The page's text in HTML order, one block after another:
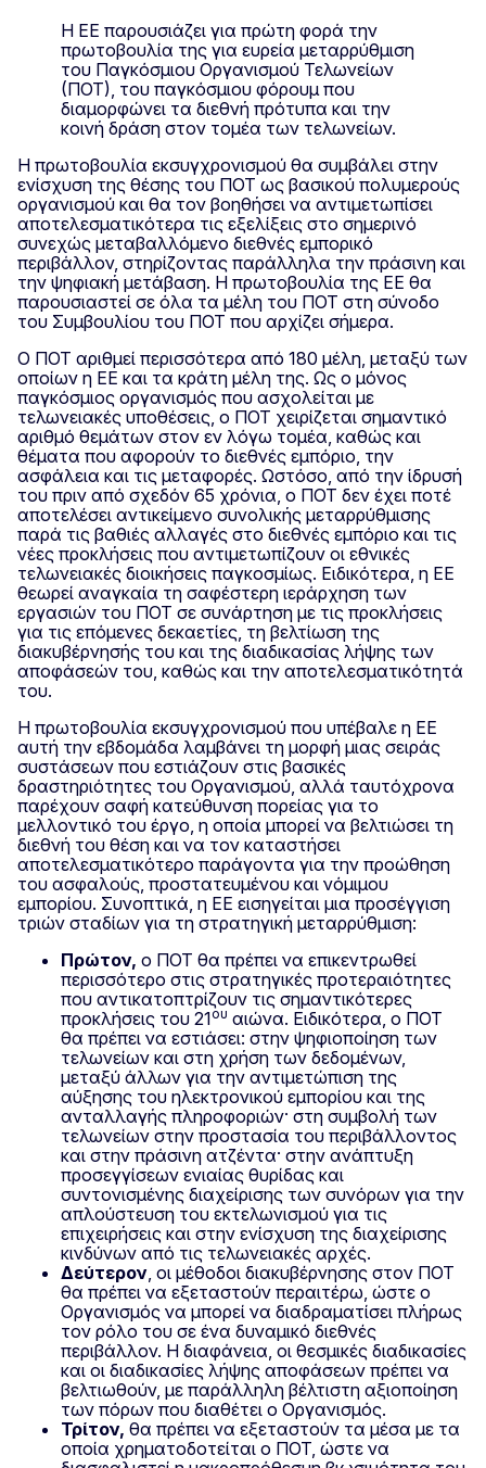
Η ΕΕ παρουσιάζει για πρώτη φορά την
πρωτοβουλία της για ευρεία μεταρρύθμιση
του Παγκόσμιου Οργανισμού Τελωνείων
(ΠΟΤ), του παγκόσμιου φόρουμ που
διαμορφώνει τα διεθνή πρότυπα και την
κοινή δράση στον τομέα των τελωνείων.
Η πρωτοβουλία εκσυγχρονισμού θα συμβάλει στην
ενίσχυση της θέσης του ΠΟΤ ως βασικού πολυμερούς
οργανισμού και θα τον βοηθήσει να αντιμετωπίσει
αποτελεσματικότερα τις εξελίξεις στο σημερινό
συνεχώς μεταβαλλόμενο διεθνές εμπορικό
περιβάλλον, στηρίζοντας παράλληλα την πράσινη και
την ψηφιακή μετάβαση. Η πρωτοβουλία της ΕΕ θα
παρουσιαστεί σε όλα τα μέλη του ΠΟΤ στη σύνοδο
του Συμβουλίου του ΠΟΤ που αρχίζει σήμερα.
Ο ΠΟΤ αριθμεί περισσότερα από 180 μέλη, μεταξύ των
οποίων η ΕΕ και τα κράτη μέλη της. Ως ο μόνος
παγκόσμιος οργανισμός που ασχολείται με
τελωνειακές υποθέσεις, ο ΠΟΤ χειρίζεται σημαντικό
αριθμό θεμάτων στον εν λόγω τομέα, καθώς και
θέματα που αφορούν το διεθνές εμπόριο, την
ασφάλεια και τις μεταφορές. Ωστόσο, από την ίδρυσή
του πριν από σχεδόν 65 χρόνια, ο ΠΟΤ δεν έχει ποτέ
αποτελέσει αντικείμενο συνολικής μεταρρύθμισης
παρά τις βαθιές αλλαγές στο διεθνές εμπόριο και τις
νέες προκλήσεις που αντιμετωπίζουν οι εθνικές
τελωνειακές διοικήσεις παγκοσμίως. Ειδικότερα, η ΕΕ
θεωρεί αναγκαία τη σαφέστερη ιεράρχηση των
εργασιών του ΠΟΤ σε συνάρτηση με τις προκλήσεις
για τις επόμενες δεκαετίες, τη βελτίωση της
διακυβέρνησής του και της διαδικασίας λήψης των
αποφάσεών του, καθώς και την αποτελεσματικότητά
του.
Η πρωτοβουλία εκσυγχρονισμού που υπέβαλε η ΕΕ
αυτή την εβδομάδα λαμβάνει τη μορφή μιας σειράς
συστάσεων που εστιάζουν στις βασικές
δραστηριότητες του Οργανισμού, αλλά ταυτόχρονα
παρέχουν σαφή κατεύθυνση πορείας για το
μελλοντικό του έργο, η οποία μπορεί να βελτιώσει τη
διεθνή του θέση και να τον καταστήσει
αποτελεσματικότερο παράγοντα για την προώθηση
του ασφαλούς, προστατευμένου και νόμιμου
εμπορίου. Συνοπτικά, η ΕΕ εισηγείται μια προσέγγιση
τριών σταδίων για τη στρατηγική μεταρρύθμιση:
Πρώτον, ο ΠΟΤ θα πρέπει να επικεντρωθεί
περισσότερο στις στρατηγικές προτεραιότητες
που αντικατοπτρίζουν τις σημαντικότερες
προκλήσεις του 21ου αιώνα. Ειδικότερα, ο ΠΟΤ
θα πρέπει να εστιάσει: στην ψηφιοποίηση των
τελωνείων και στη χρήση των δεδομένων,
μεταξύ άλλων για την αντιμετώπιση της
αύξησης του ηλεκτρονικού εμπορίου και της
ανταλλαγής πληροφοριών· στη συμβολή των
τελωνείων στην προστασία του περιβάλλοντος
και στην πράσινη ατζέντα· στην ανάπτυξη
προσεγγίσεων ενιαίας θυρίδας και
συντονισμένης διαχείρισης των συνόρων για την
απλούστευση του εκτελωνισμού για τις
επιχειρήσεις και στην ενίσχυση της διαχείρισης
κινδύνων από τις τελωνειακές αρχές.
Δεύτερον , οι μέθοδοι διακυβέρνησης στον ΠΟΤ
θα πρέπει να εξεταστούν περαιτέρω, ώστε ο
Οργανισμός να μπορεί να διαδραματίσει πλήρως
τον ρόλο του σε ένα δυναμικό διεθνές
περιβάλλον. Η διαφάνεια, οι θεσμικές διαδικασίες
και οι διαδικασίες λήψης αποφάσεων πρέπει να
βελτιωθούν, με παράλληλη βέλτιστη αξιοποίηση
των πόρων που διαθέτει ο Οργανισμός.
Τρίτον, θα πρέπει να εξεταστούν τα μέσα με τα
οποία χρηματοδοτείται ο ΠΟΤ, ώστε να